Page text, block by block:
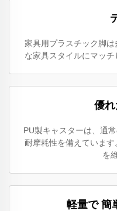
家具用プラスチック脚
な家具スタイルにマッチ
優
PU製キャスターは、通
耐摩耗性を備えていま
を
軽量で 簡